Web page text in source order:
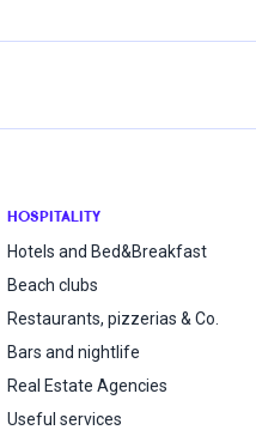
HOSPITALITY
Hotels and Bed&Breakfast
Beach clubs
Restaurants, pizzerias & Co.
Bars and nightlife
Real Estate Agencies
Useful services